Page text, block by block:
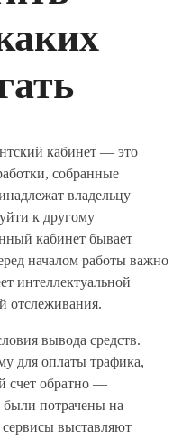
кабинет — это
собранные
владельцу
к другому
кабинет бывает
началом работы важно
интеллектуальной
отслеживания.
вывода средств.
для оплаты трафика,
счет обратно —
потрачены на
выставляют